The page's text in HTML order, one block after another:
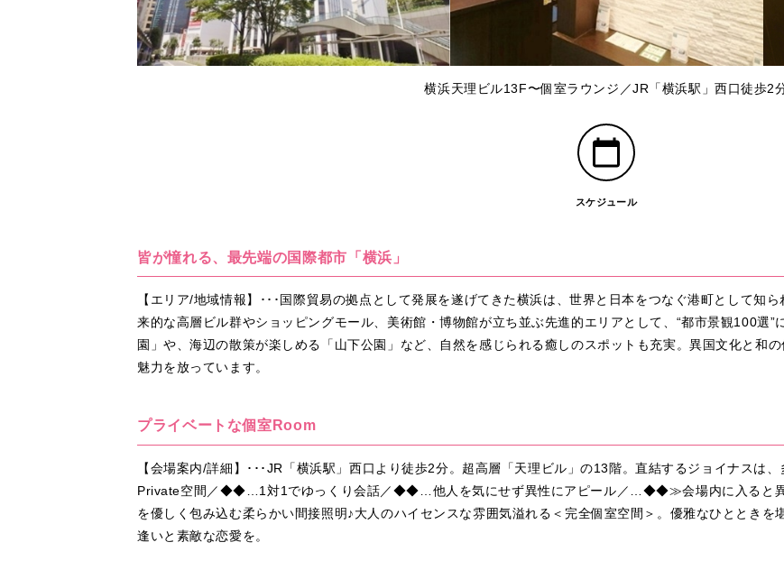
横浜天理ビル13F〜個室ラウンジ／JR「横浜駅」西口徒歩2
スケジュール
皆が憧れる、最先端の国際都市「横浜」
【エリア/地域情報】･･･国際貿易の拠点として発展を遂げてきた横浜は、世界と日本をつなぐ港町として知
来的な高層ビル群やショッピングモール、美術館・博物館が立ち並ぶ先進的エリアとして、“都市景観100選
園」や、海辺の散策が楽しめる「山下公園」など、自然を感じられる癒しのスポットも充実。異国文化と和
魅力を放っています。
プライベートな個室Room
【会場案内/詳細】･･･JR「横浜駅」西口より徒歩2分。超高層「天理ビル」の13階。直結するジョイナス
Private空間／◆◆…1対1でゆっくり会話／◆◆…他人を気にせず異性にアピール／…◆◆≫会場内に入ると異
を優しく包み込む柔らかい間接照明♪大人のハイセンスな雰囲気溢れる＜完全個室空間＞。優雅なひととき
逢いと素敵な恋愛を。